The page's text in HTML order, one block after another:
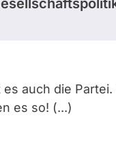
auch die
es so! (...)